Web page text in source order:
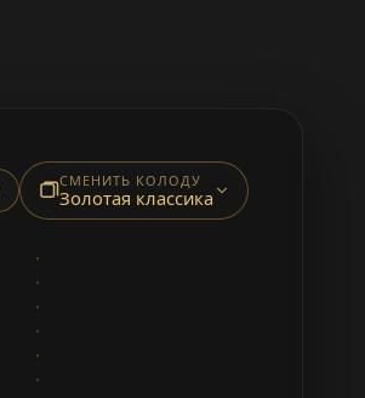
СМЕНИТЬ КОЛОДУ
Золотая классика